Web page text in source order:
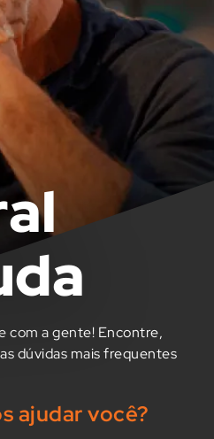
com a gente! Encontre,
dúvidas mais frequentes
ajudar você?